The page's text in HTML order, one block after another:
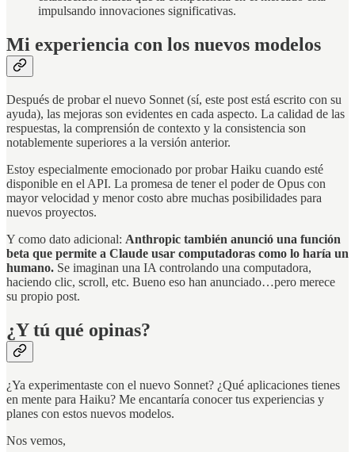
impulsando innovaciones significativas.
Mi experiencia con los nuevos modelos
Después de probar el nuevo Sonnet (sí, este post está escrito con su
ayuda), las mejoras son evidentes en cada aspecto. La calidad de las
respuestas, la comprensión de contexto y la consistencia son
notablemente superiores a la versión anterior.
Estoy especialmente emocionado por probar Haiku cuando esté
disponible en el API. La promesa de tener el poder de Opus con
mayor velocidad y menor costo abre muchas posibilidades para
nuevos proyectos.
Y como dato adicional: Anthropic también anunció una función
beta que permite a Claude usar computadoras como lo haría un
humano. Se imaginan una IA controlando una computadora,
haciendo clic, scroll, etc. Bueno eso han anunciado…pero merece
su propio post.
¿Y tú qué opinas?
¿Ya experimentaste con el nuevo Sonnet? ¿Qué aplicaciones tienes
en mente para Haiku? Me encantaría conocer tus experiencias y
planes con estos nuevos modelos.
Nos vemos,